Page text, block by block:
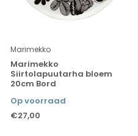
Marimekko
Marimekko
Siirtolapuutarha bloem
20cm Bord
Op voorraad
€27,00